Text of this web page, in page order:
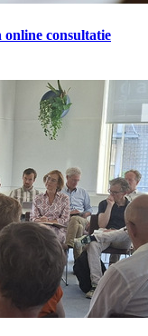
online consultatie